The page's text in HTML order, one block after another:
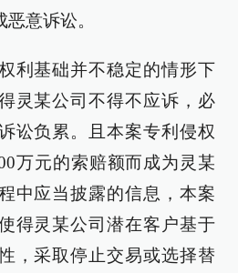
意诉讼。
利基础并不稳定的情形下
灵某公司不得不应诉，必
讼负累。且本案专利侵权
万元的索赔额而成为灵某
中应当披露的信息，本案
得灵某公司潜在客户基于
，采取停止交易或选择替